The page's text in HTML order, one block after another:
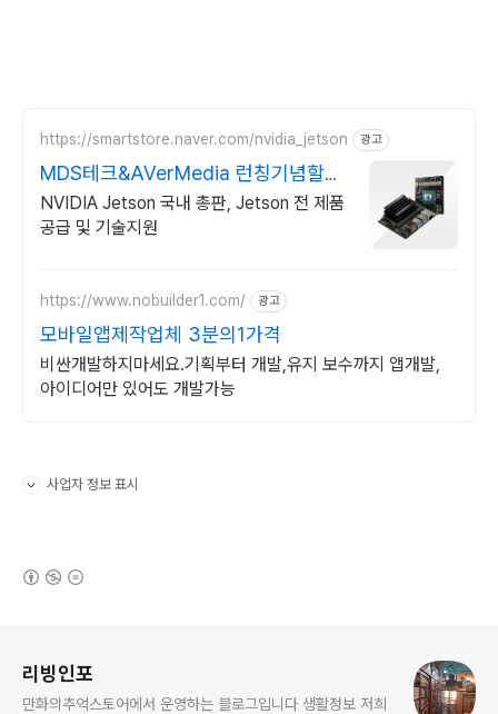
https://smartstore.naver.com/nvidia_jetson 광고
MDS테크&AVerMedia 런칭기념할인
이벤트
NVIDIA Jetson 국내 총판, Jetson 전 제품
공급 및 기술지원
https://www.nobuilder1.com/ 광고
모바일앱제작업체 3분의1가격
비싼개발하지마세요.기획부터 개발,유지 보수까지 앱개발,
아이디어만 있어도 개발가능
사업자 정보 표시
리빙인포
만화의추억스토어에서 운영하는 블로그입니다 생활정보 저희